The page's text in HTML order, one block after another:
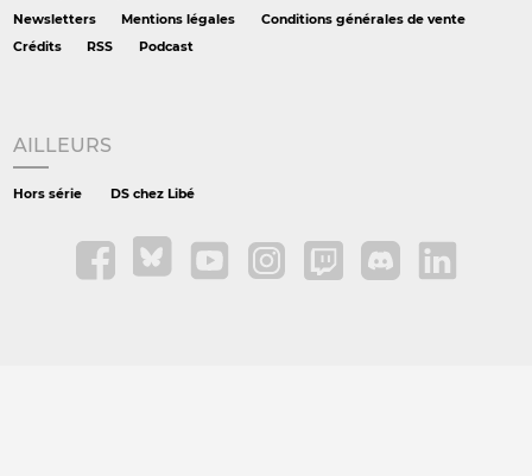
Newsletters
Mentions légales
Conditions générales de vente
Crédits
RSS Podcast
AILLEURS
Hors série DS chez Libé